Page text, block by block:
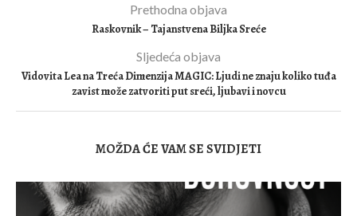
Prethodna objava
Raskovnik – Tajanstvena Biljka Sreće
Sljedeća objava
Vidovita Lea na Treća Dimenzija MAGIC: Ljudi ne znaju koliko tuđa
zavist može zatvoriti put sreći, ljubavi i novcu
MOŽDA ĆE VAM SE SVIDJETI